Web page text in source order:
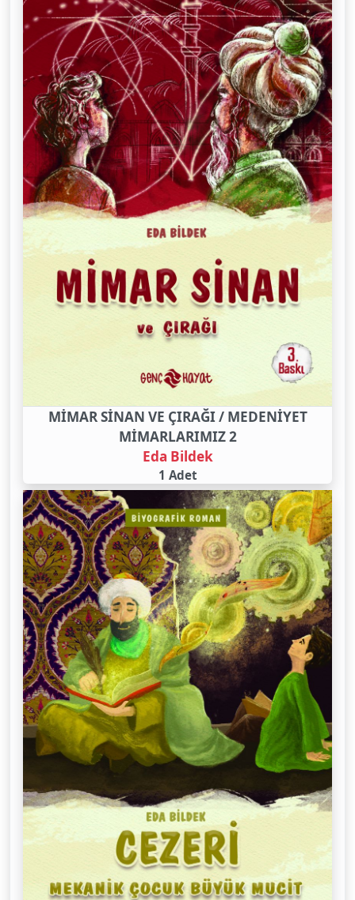
MİMAR SİNAN VE ÇIRAĞI / MEDENİYET
MİMARLARIMIZ 2
Eda Bildek
1 Adet